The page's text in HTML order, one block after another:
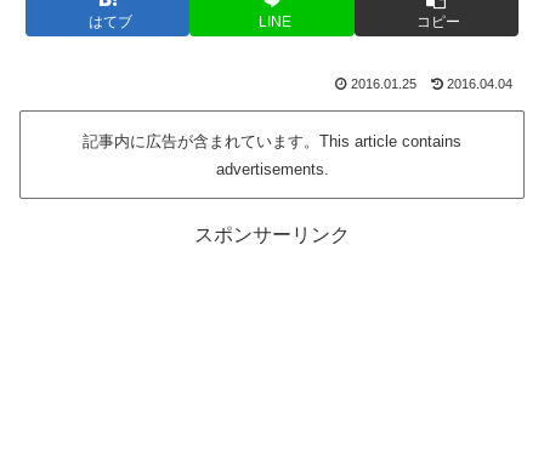
はてブ LINE コピー
2016.01.25 2016.04.04
記事内に広告が含まれています。This article contains
advertisements.
スポンサーリンク